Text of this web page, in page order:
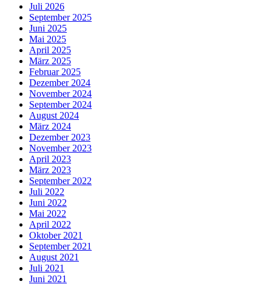
Juli 2026
September 2025
Juni 2025
Mai 2025
April 2025
März 2025
Februar 2025
Dezember 2024
November 2024
September 2024
August 2024
März 2024
Dezember 2023
November 2023
April 2023
März 2023
September 2022
Juli 2022
Juni 2022
Mai 2022
April 2022
Oktober 2021
September 2021
August 2021
Juli 2021
Juni 2021